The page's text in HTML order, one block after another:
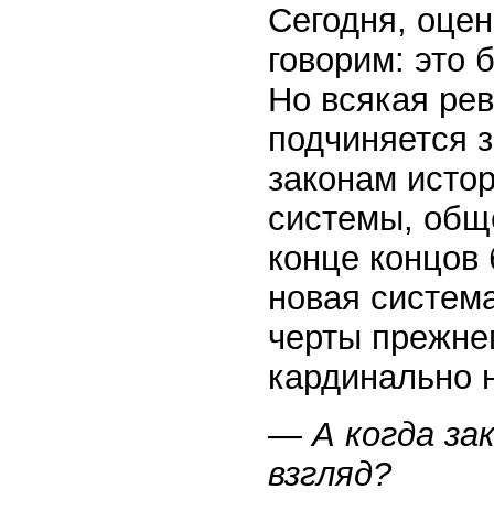
Сегодня,
говорим: это
Но всякая
подчиняется
законам
системы,
конце концов
новая
черты
кардинально
— А когда
взгляд?